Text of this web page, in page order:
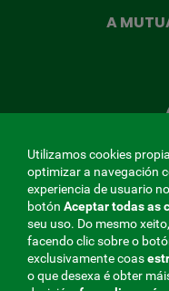
A
Utilizamos cookies
optimizar a navegación
experiencia de usuario
botón Aceptar todas as
seu uso. Do mesmo
facendo clic sobre o
exclusivamente coas
o que desexa é obter